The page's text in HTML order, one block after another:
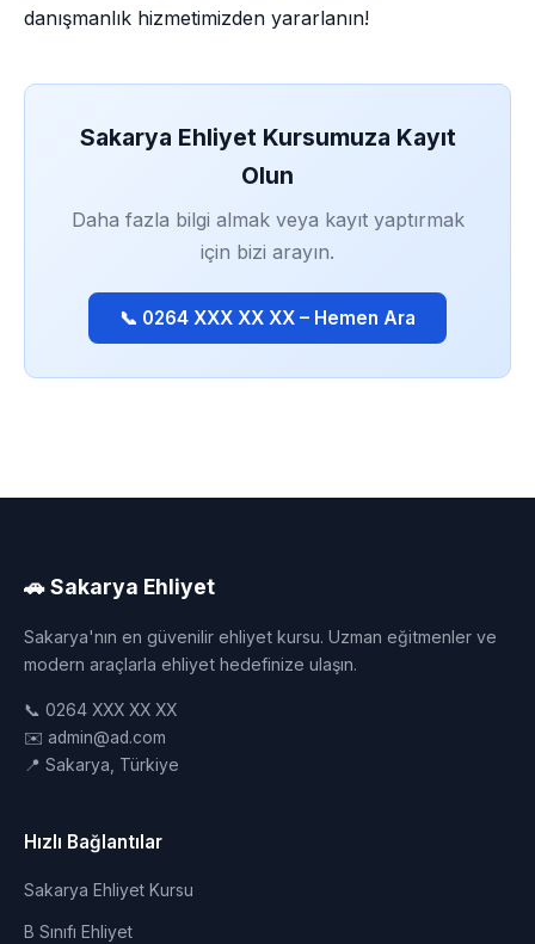
danışmanlık hizmetimizden yararlanın!
Sakarya Ehliyet Kursumuza Kayıt
Olun
Daha fazla bilgi almak veya kayıt yaptırmak
için bizi arayın.
📞 0264 XXX XX XX – Hemen Ara
🚗 Sakarya Ehliyet
Sakarya'nın en güvenilir ehliyet kursu. Uzman eğitmenler ve
modern araçlarla ehliyet hedefinize ulaşın.
📞 0264 XXX XX XX
✉️ admin@ad.com
📍 Sakarya, Türkiye
Hızlı Bağlantılar
Sakarya Ehliyet Kursu
B Sınıfı Ehliyet